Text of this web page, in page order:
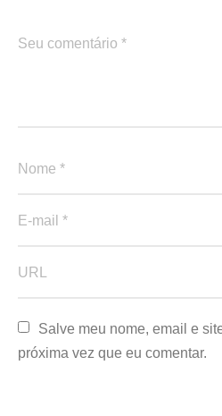
Salve meu nome, email e
próxima vez que eu comentar.